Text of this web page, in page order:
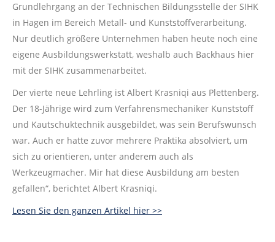
Grundlehrgang an der Technischen Bildungsstelle der SIHK
in Hagen im Bereich Metall- und Kunststoffverarbeitung.
Nur deutlich größere Unternehmen haben heute noch eine
eigene Ausbildungswerkstatt, weshalb auch Backhaus hier
mit der SIHK zusammenarbeitet.
Der vierte neue Lehrling ist Albert Krasniqi aus Plettenberg.
Der 18-Jährige wird zum Verfahrensmechaniker Kunststoff
und Kautschuktechnik ausgebildet, was sein Berufswunsch
war. Auch er hatte zuvor mehrere Praktika absolviert, um
sich zu orientieren, unter anderem auch als
Werkzeugmacher. Mir hat diese Ausbildung am besten
gefallen“, berichtet Albert Krasniqi.
Lesen Sie den ganzen Artikel hier >>